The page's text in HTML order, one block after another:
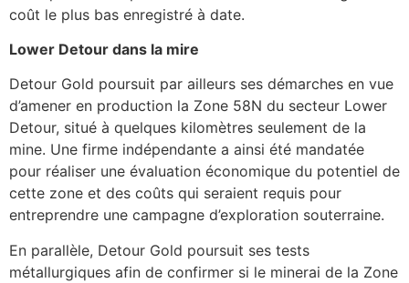
coût le plus bas enregistré à date.
Lower Detour dans la mire
Detour Gold poursuit par ailleurs ses démarches en vue
d’amener en production la Zone 58N du secteur Lower
Detour, situé à quelques kilomètres seulement de la
mine. Une firme indépendante a ainsi été mandatée
pour réaliser une évaluation économique du potentiel de
cette zone et des coûts qui seraient requis pour
entreprendre une campagne d’exploration souterraine.
En parallèle, Detour Gold poursuit ses tests
métallurgiques afin de confirmer si le minerai de la Zone